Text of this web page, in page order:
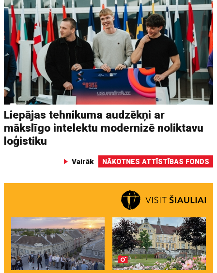
Liepājas tehnikuma audzēkņi ar
mākslīgo intelektu modernizē noliktavu
loģistiku
Vairāk NĀKOTNES ATTĪSTĪBAS FONDS